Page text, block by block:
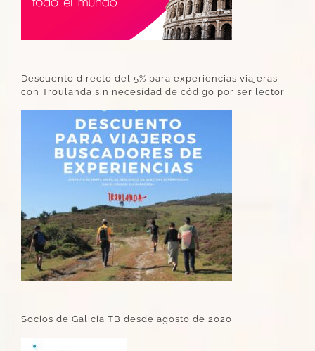
Descuento directo del 5% para experiencias viajeras
con Troulanda sin necesidad de código por ser lector
Socios de Galicia TB desde agosto de 2020